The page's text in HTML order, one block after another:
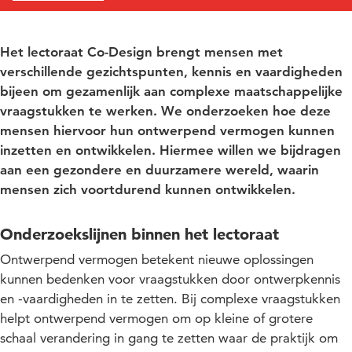
Het lectoraat Co-Design brengt mensen met
verschillende gezichtspunten, kennis en vaardigheden
bijeen om gezamenlijk aan complexe maatschappelijke
vraagstukken te werken. We onderzoeken hoe deze
mensen hiervoor hun ontwerpend vermogen kunnen
inzetten en ontwikkelen. Hiermee willen we bijdragen
aan een gezondere en duurzamere wereld, waarin
mensen zich voortdurend kunnen ontwikkelen.
Onderzoekslijnen binnen het lectoraat
Ontwerpend vermogen betekent nieuwe oplossingen
kunnen bedenken voor vraagstukken door ontwerpkennis
en -vaardigheden in te zetten. Bij complexe vraagstukken
helpt ontwerpend vermogen om op kleine of grotere
schaal verandering in gang te zetten waar de praktijk om